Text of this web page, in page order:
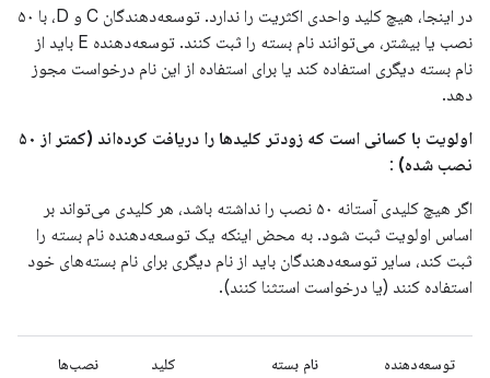
در اینجا، هیچ کلید واحدی اکثریت را ندارد. توسعه‌دهندگان C و D، با ۵۰
نصب یا بیشتر، می‌توانند نام بسته را ثبت کنند. توسعه‌دهنده E باید از
نام بسته دیگری استفاده کند یا برای استفاده از این نام درخواست مجوز
دهد.
اولویت با کسانی است که زودتر کلیدها را دریافت کرده‌اند (کمتر از ۵۰
نصب شده) :
اگر هیچ کلیدی آستانه ۵۰ نصب را نداشته باشد، هر کلیدی می‌تواند بر
اساس اولویت ثبت شود. به محض اینکه یک توسعه‌دهنده نام بسته را
ثبت کند، سایر توسعه‌دهندگان باید از نام دیگری برای نام بسته‌های خود
استفاده کنند (یا درخواست استثنا کنند).
توسعه‌دهنده نام بسته کلید نصب‌ها